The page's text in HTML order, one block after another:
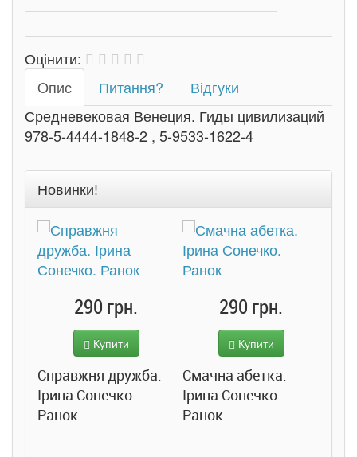
Оцінити:
Oпис
Питання?
Відгуки
Средневековая Венеция. Гиды цивилизаций
978-5-4444-1848-2 , 5-9533-1622-4
Новинки!
290 грн.
Купити
Справжня дружба.
Ірина Сонечко.
Ранок
290 грн.
Купити
Смачна абетка.
Ірина Сонечко.
Ранок